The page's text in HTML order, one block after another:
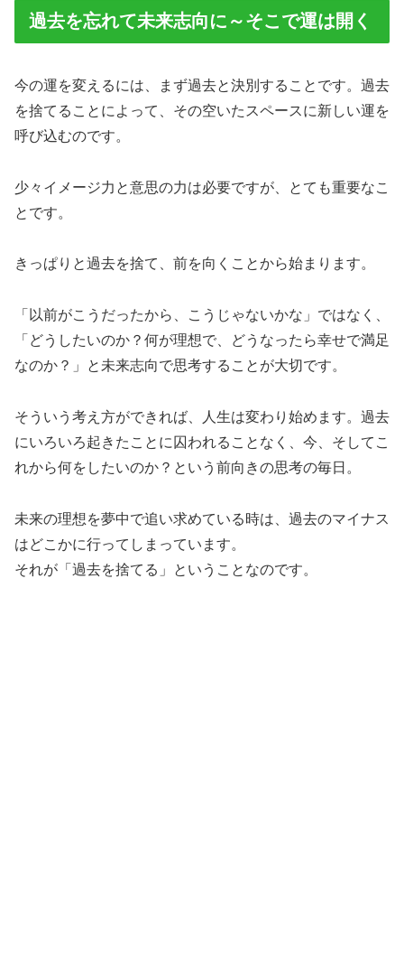
過去を忘れて未来志向に～そこで運は開く
今の運を変えるには、まず過去と決別することです。過去
を捨てることによって、その空いたスペースに新しい運を
呼び込むのです。
少々イメージ力と意思の力は必要ですが、とても重要なこ
とです。
きっぱりと過去を捨て、前を向くことから始まります。
「以前がこうだったから、こうじゃないかな」ではなく、
「どうしたいのか？何が理想で、どうなったら幸せで満足
なのか？」と未来志向で思考することが大切です。
そういう考え方ができれば、人生は変わり始めます。過去
にいろいろ起きたことに囚われることなく、今、そしてこ
れから何をしたいのか？という前向きの思考の毎日。
未来の理想を夢中で追い求めている時は、過去のマイナス
はどこかに行ってしまっています。
それが「過去を捨てる」ということなのです。